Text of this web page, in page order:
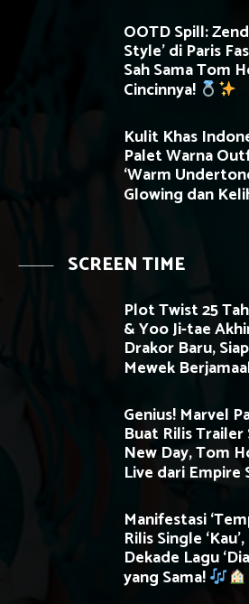
OOTD Spill:
Style’ di Paris
Sah Sama Tom
Cincinnya!
Kulit Khas
Palet Warna
‘Warm
Glowing dan
SCREEN TIME
Plot Twist 25
& Yoo Ji-tae
Drakor Baru,
Mewek
Genius! Marvel
Buat Rilis
New Day, Tom
Live dari Empire
Manifestasi
Rilis Single
Dekade Lagu
yang Sama!